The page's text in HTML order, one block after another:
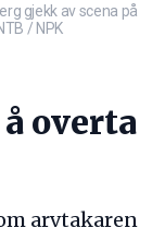
gjekk av scena på
/ NPK
overta
arvtakaren